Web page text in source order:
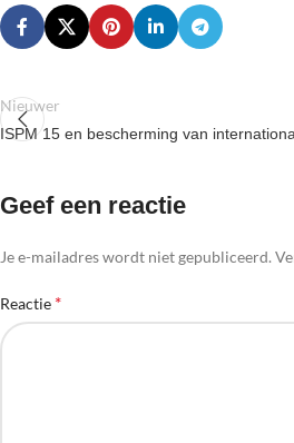
Nieuwer
ISPM 15 en bescherming van
Geef een reactie
Je e-mailadres wordt niet gepubliceerd.
Reactie *